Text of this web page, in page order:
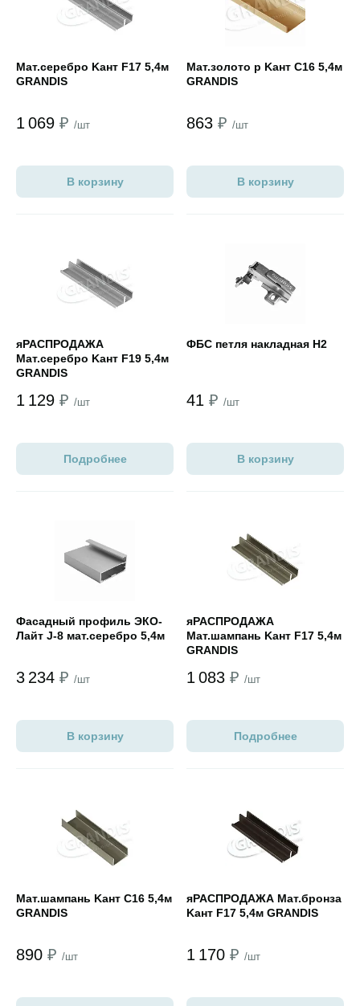
Мат.cеребро Kант F17 5,4м
GRANDIS
1 069 ₽ /шт
В корзину
Мат.золото р Kант С16 5,4м
GRANDIS
863 ₽ /шт
В корзину
яРАСПРОДАЖА
Мат.cеребро Kант F19 5,4м
GRANDIS
1 129 ₽ /шт
Подробнее
ФБС петля накладная Н2
41 ₽ /шт
В корзину
Фасадный профиль ЭКО-
Лайт J-8 мат.серебро 5,4м
3 234 ₽ /шт
В корзину
яРАСПРОДАЖА
Мат.шампань Kант F17 5,4м
GRANDIS
1 083 ₽ /шт
Подробнее
Мат.шампань Kант С16 5,4м
GRANDIS
890 ₽ /шт
яРАСПРОДАЖА Мат.бронза
Kант F17 5,4м GRANDIS
1 170 ₽ /шт